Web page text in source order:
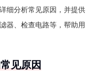
细分析常见原因，并提供
器、检查电路等，帮助用
见原因